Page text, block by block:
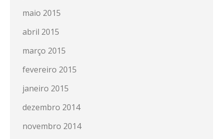
maio 2015
abril 2015
março 2015
fevereiro 2015
janeiro 2015
dezembro 2014
novembro 2014